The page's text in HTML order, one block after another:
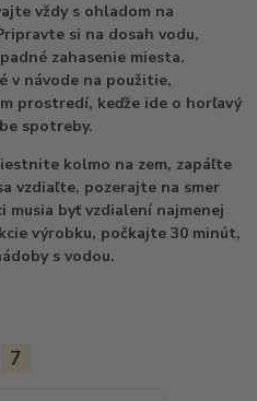
vždy s ohladom na
si na dosah vodu,
zahasenie miesta.
v návode na použitie,
prostredí, keďže ide o horľavý
spotreby.
kolmo na zem, zapáľte
vzdiaľte, pozerajte na smer
musia byť vzdialení najmenej
výrobku, počkajte 30 minút,
s vodou.
7